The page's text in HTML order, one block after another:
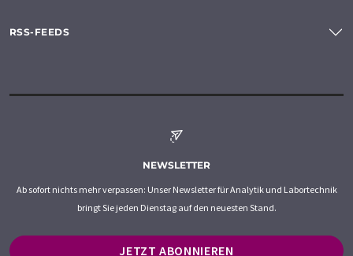
RSS-FEEDS
NEWSLETTER
Ab sofort nichts mehr verpassen: Unser Newsletter für Analytik und Labortechnik
bringt Sie jeden Dienstag auf den neuesten Stand.
JETZT ABONNIEREN